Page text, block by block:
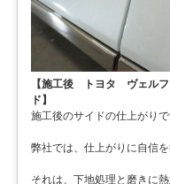
【施工後 トヨタ ヴェル
ド】
施工後のサイドの仕上がり
弊社では、仕上がりに自信
それは、下地処理と磨きに